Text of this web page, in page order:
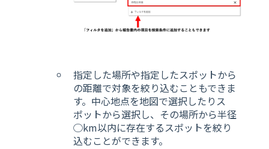
指定した場所や指定したスポットから
の距離で対象を絞り込むこともできま
す。中心地点を地図で選択したりス
ポットから選択し、その場所から半径
◯km以内に存在するスポットを絞り
込むことができます。